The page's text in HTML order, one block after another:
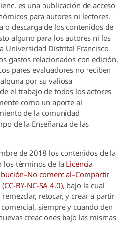
es una publicación de acceso
para autores ni lectores.
o descarga de los contenidos de
alguno para los autores ni los
Universidad Distrital Francisco
gastos relacionados con edición,
pares evaluadores no reciben
por su valiosa
el trabajo de todos los actores
como un aporte al
de la comunidad
de la Enseñanza de las
de 2018 los contenidos de la
los términos de la Licencia
comercial–Compartir
BY-NC-SA 4.0), bajo la cual
retocar, y crear a partir
siempre y cuando den
creaciones bajo las mismas